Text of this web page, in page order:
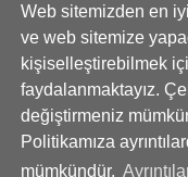
Web sitemizden en
ve web sitemize
kişiselleştirebilmek
faydalanmaktayız.
değiştirmeniz
Politikamıza
mümkündür.